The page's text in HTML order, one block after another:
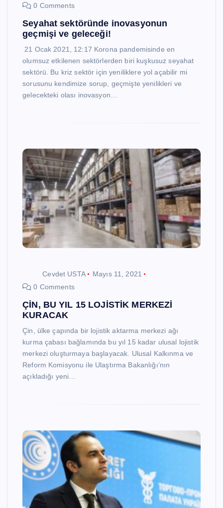
0 Comments
Seyahat sektöründe inovasyonun
geçmişi ve geleceği!
21 Ocak 2021, 12:17 Korona pandemisinde en
olumsuz etkilenen sektörlerden biri kuşkusuz seyahat
sektörü. Bu kriz sektör için yeniliklere yol açabilir mi
sorusunu kendimize sorup, geçmişte yenilikleri ve
gelecekteki olası inovasyon…
Cevdet USTA
Mayıs 11, 2021
0 Comments
ÇİN, BU YIL 15 LOJİSTİK MERKEZİ
KURACAK
Çin, ülke çapında bir lojistik aktarma merkezi ağı
kurma çabası bağlamında bu yıl 15 kadar ulusal lojistik
merkezi oluşturmaya başlayacak. Ulusal Kalkınma ve
Reform Komisyonu ile Ulaştırma Bakanlığı’nın
açıkladığı yeni…